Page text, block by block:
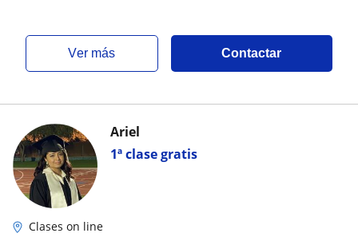
ver más Contactar
1ª clase gratis
Ariel
Clases on line